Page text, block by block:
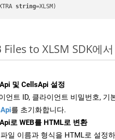
string=XLSM)
Files to XLSM SDK에
및 CellsApi 설정
언트 ID, 클라이언트 비밀번호, 기
를 초기화합니다.
로 WEB를 HTML로 변환
일 이름과 형식을 HTML로 설정